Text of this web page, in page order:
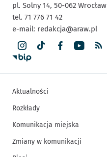
pl. Solny 14, 50-062 Wrocław
tel. 71 776 71 42
e-mail: redakcja@araw.pl
Aktualności
Rozkłady
Komunikacja miejska
Zmiany w komunikacji